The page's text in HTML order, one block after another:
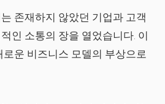
존재하지 않았던 기업과 고객
인 소통의 장을 열었습니다. 이
운 비즈니스 모델의 부상으로